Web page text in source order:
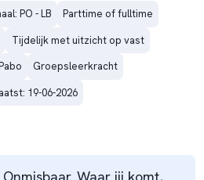
PO - LB
Parttime of fulltime
Tijdelijk met uitzicht op vast
Groepsleerkracht
19-06-2026